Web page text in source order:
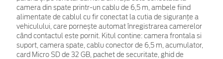
camera din spate printr-un cablu de 6,5 m, ambele fiind
alimentate de cablul cu fir conectat la cutia de siguranțe a
vehiculului, care pornește automat înregistrarea camerelor
când contactul este pornit. Kitul contine: camera frontala si
suport, camera spate, cablu conector de 6,5 m, acumulator,
card Micro SD de 32 GB, pachet de securitate, ghid de